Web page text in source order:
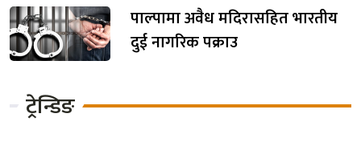
पाल्पामा अवैध मदिरासहित भारतीय
दुई नागरिक पक्राउ
ट्रेन्डिङ